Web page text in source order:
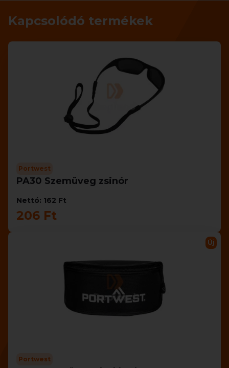
Kapcsolódó termékek
Portwest
PA30 Szemüveg zsinór
Nettó: 162 Ft
206 Ft
Új
Portwest